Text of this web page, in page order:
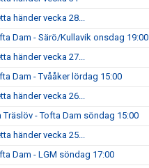
händer vecka 28...
Dam - Särö/Kullavik onsdag 19:00
händer vecka 27...
Dam - Tvååker lördag 15:00
händer vecka 26...
Träslöv - Tofta Dam söndag 15:00
händer vecka 25...
Dam - LGM söndag 17:00